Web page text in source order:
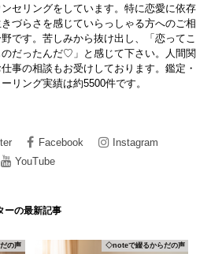
セリングをしています。特に恋愛に依存
づらさを感じていらっしゃる方へのご相
です。苦しみから抜け出し、「恋ってこ
のだったんだ♡」と感じて下さい。人間関
事の相談もお受けしております。鑑定・
リング実績は約5500件です。
Facebook
Instagram
YouTube
ーの最新記事
の声 ◇noteで綴るからだの声